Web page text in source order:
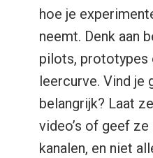
hoe je
neemt. Denk aan
pilots, prototypes
leercurve. Vind je
belangrijk? Laat
video’s of geef
kanalen, en niet